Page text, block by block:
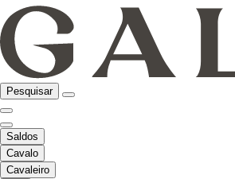
Pesquisar
Saldos
Cavalo
Cavaleiro